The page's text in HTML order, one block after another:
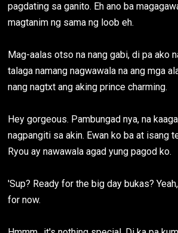
pagdating sa ganito. Eh ano ba
magtanim ng sama ng loob eh.
Mag-aalas otso na nang gabi, di pa ako
talaga namang nagwawala na ang mga
nang nagtxt ang aking prince charming.
Hey gorgeous. Pambungad nya, na
nagpangiti sa akin. Ewan ko ba at isang
Ryou ay nawawala agad yung pagod ko.
'Sup? Ready for the big day bukas?
for now.